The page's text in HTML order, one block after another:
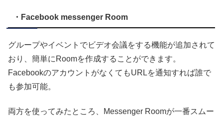
・Facebook messenger Room
グループやイベントでビデオ会議をする機能が追加されて
おり、簡単にRoomを作成することができます。
FacebookのアカウントがなくてもURLを通知すれば誰で
も参加可能。
両方を使ってみたところ、Messenger Roomが一番スムー